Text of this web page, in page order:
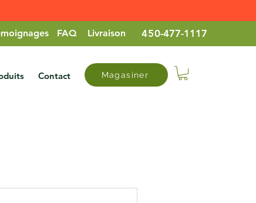
FAQ Livraison 450-477-1117
Contact Magasiner